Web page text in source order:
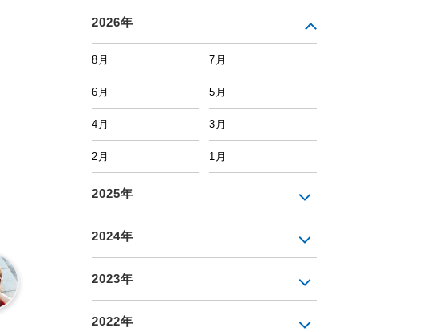
2026年
8月 7月
6月 5月
4月 3月
2月 1月
2025年
2024年
2023年
2022年